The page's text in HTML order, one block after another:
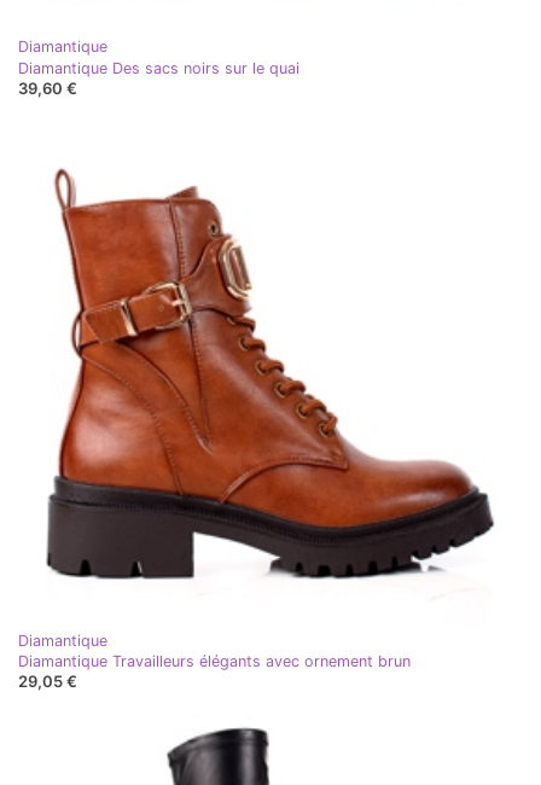
Diamantique
Diamantique Des sacs noirs sur le quai
39,60 €
Diamantique
Diamantique Travailleurs élégants avec ornement brun
29,05 €